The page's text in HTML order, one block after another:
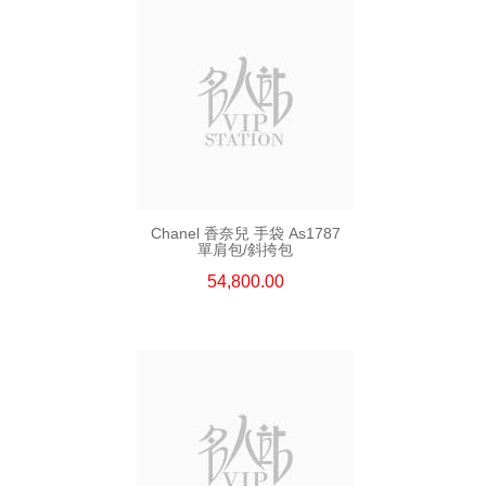
Chanel 香奈兒 手袋 As1787
單肩包/斜挎包
54,800.00